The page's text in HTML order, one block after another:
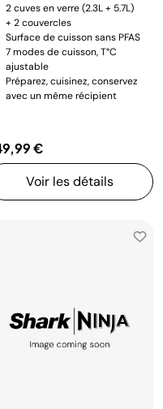
2 cuves en verre (2.3L + 5.7L)
+ 2 couvercles
Surface de cuisson sans PFAS
7 modes de cuisson, T°C
ajustable
Préparez, cuisinez, conservez
avec un même récipient
€
Voir les détails